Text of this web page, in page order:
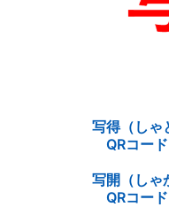
写得（しゃ
QRコードを
写開（しゃ
QRコードを